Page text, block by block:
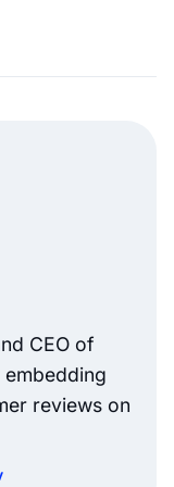
CEO of
reviews on